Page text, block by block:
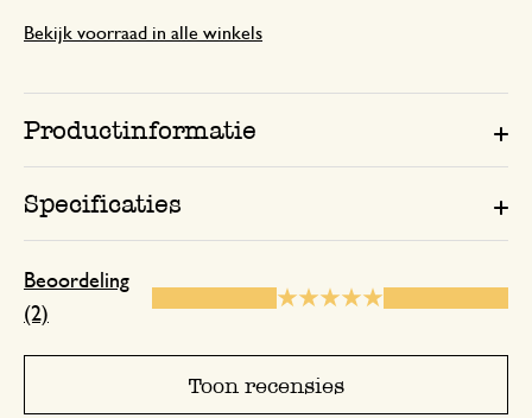
Bekijk voorraad in alle winkels
Productinformatie
Specificaties
Beoordeling
(2)
Toon recensies